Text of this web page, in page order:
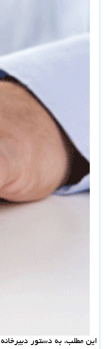
این مطلب، به دستور